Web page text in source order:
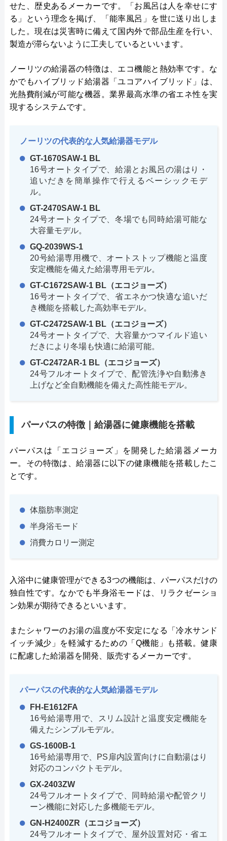
せた、歴史あるメーカーです。「お風呂は人を幸せにす
る」という理念を掲げ、「能率風呂」を世に送り出しま
した。現在は災害時に備えて国内外で部品生産を行い、
製造が滞らないように工夫しているといいます。
ノーリツの給湯器の特徴は、エコ機能と熱効率です。な
かでもハイブリッド給湯器「ユコアハイブリッド」は、
光熱費削減が可能な機器。業界最高水準の省エネ性を実
現するシステムです。
ノーリツの代表的な人気給湯器モデル
GT-1670SAW-1 BL
16号オートタイプで、給湯とお風呂の湯はり・
追いだきを簡単操作で行えるベーシックモデ
ル。
GT-2470SAW-1 BL
24号オートタイプで、冬場でも同時給湯可能な
大容量モデル。
GQ-2039WS-1
20号給湯専用機で、オートストップ機能と温度
安定機能を備えた給湯専用モデル。
GT-C1672SAW-1 BL（エコジョーズ）
16号オートタイプで、省エネかつ快適な追いだ
き機能を搭載した高効率モデル。
GT-C2472SAW-1 BL（エコジョーズ）
24号オートタイプで、大容量かつマイルド追い
だきにより冬場も快適に給湯可能。
GT-C2472AR-1 BL（エコジョーズ）
24号フルオートタイプで、配管洗浄や自動沸き
上げなど全自動機能を備えた高性能モデル。
パーパスの特徴｜給湯器に健康機能を搭載
パーパスは「エコジョーズ」を開発した給湯器メーカ
ー。その特徴は、給湯器に以下の健康機能を搭載したこ
とです。
体脂肪率測定
半身浴モード
消費カロリー測定
入浴中に健康管理ができる3つの機能は、パーパスだけの
独自性です。なかでも半身浴モードは、リラクゼーショ
ン効果が期待できるといいます。
またシャワーのお湯の温度が不安定になる「冷水サンド
イッチ減少」を軽減するための「Q機能」も搭載。健康
に配慮した給湯器を開発、販売するメーカーです。
パーパスの代表的な人気給湯器モデル
FH-E1612FA
16号給湯専用で、スリム設計と温度安定機能を
備えたシンプルモデル。
GS-1600B-1
16号給湯専用で、PS扉内設置向けに自動湯はり
対応のコンパクトモデル。
GX-2403ZW
24号フルオートタイプで、同時給湯や配管クリ
ーン機能に対応した多機能モデル。
GN-H2400ZR（エコジョーズ）
24号フルオートタイプで、屋外設置対応・省エ